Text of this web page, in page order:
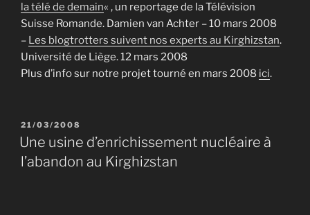
la télé de demain« , un reportage de la Télévision
Suisse Romande. Damien van Achter – 10 mars 2008
– Les blogtrotters suivent nos experts au Kirghizstan.
Université de Liège. 12 mars 2008
Plus d’info sur notre projet tourné en mars 2008 ici.
PUBLIÉ
LE
21/03/2008
Une usine d’enrichissement nucléaire à
l’abandon au Kirghizstan